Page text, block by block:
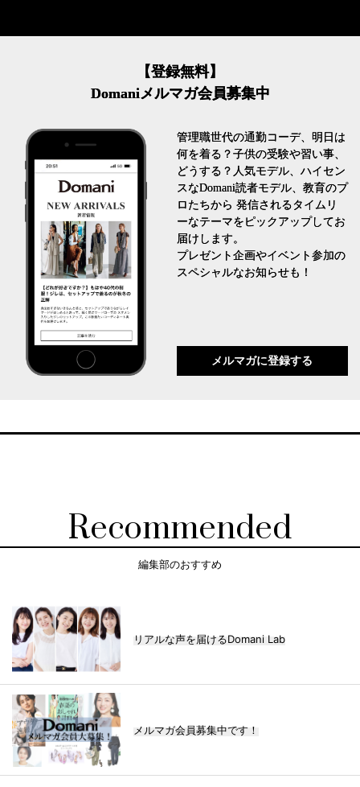
【登録無料】
Domaniメルマガ会員募集中
管理職世代の通勤コーデ、明日は
何を着る？子供の受験や習い事、
どうする？人気モデル、ハイセン
スなDomani読者モデル、教育のプ
ロたちから 発信されるタイムリ
ーなテーマをピックアップしてお
届けします。
プレゼント企画やイベント参加の
スペシャルなお知らせも！
メルマガに登録する
Recommended
編集部のおすすめ
リアルな声を届けるDomani Lab
メルマガ会員募集中です！